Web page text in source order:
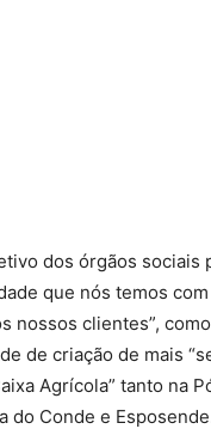
dos órgãos sociais
que nós temos com
nossos clientes”,
de criação de mais
Agrícola” tanto na
do Conde e